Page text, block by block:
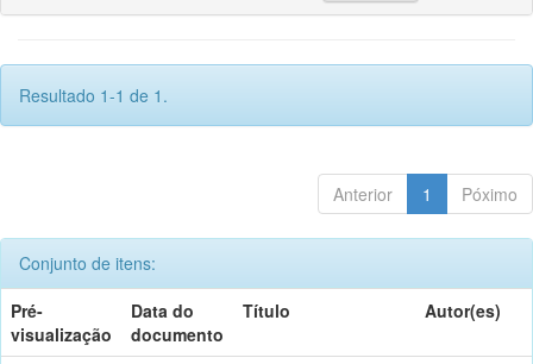
Resultado 1-1 de 1.
Anterior 1 Póximo
Conjunto de itens:
Pré-
visualização
Data do
documento
Título Autor(es)